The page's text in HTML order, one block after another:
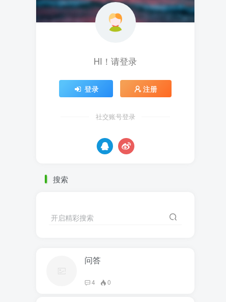
最重要的是，养娃是为了开心，不用比
价格和数量，找到自己喜欢的风格，享
受和娃互动的过程就好啦！
HI！请登录
登录 注册
社交账号登录
搜索
开启精彩搜索
问答
4 0